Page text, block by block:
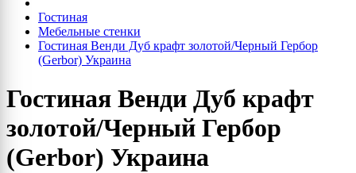
Гостиная
Мебельные стенки
Гостиная Венди Дуб крафт золотой/Черный Гербор
(Gerbor) Украина
Гостиная Венди Дуб крафт
золотой/Черный Гербор
(Gerbor) Украина